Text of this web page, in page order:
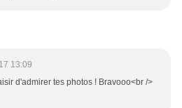
13:09
d'admirer tes photos ! Bravooo<br />